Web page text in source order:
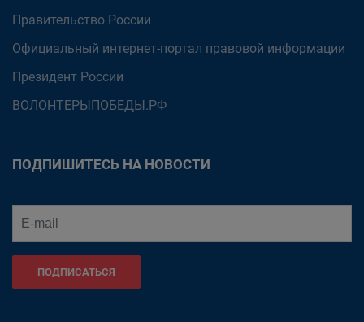
Правительство России
Официальный интернет-портал правовой информации
Президент России
ВОЛОНТЕРЫПОБЕДЫ.РФ
ПОДПИШИТЕСЬ НА НОВОСТИ
ПОДПИСАТЬСЯ